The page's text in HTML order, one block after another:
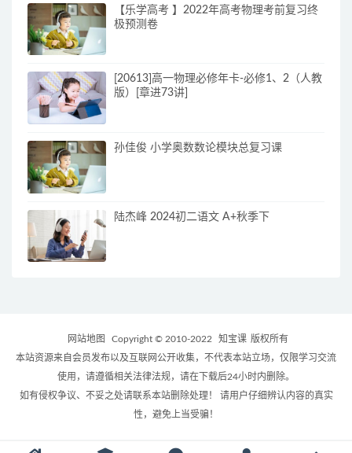
【乐学高考 】2022年高考物理考前复习终
极预测卷
[20613]高一物理必修年卡-必修1、2（人教
版）[章进73讲]
孙佳俊 小学奥数数论模块总复习课
陆杰峰 2024初二语文 A+秋季下
网站地图 Copyright © 2010-2022 知宝课 版权所有
本站资源来自会员发布以及互联网公开收集，不代表本站立场，仅限学习交流
使用，请遵循相关法律法规，请在下载后24小时内删除。
如有侵权争议、不妥之处请联系本站删除处理！ 请用户仔细辨认内容的真实
性，避免上当受骗！